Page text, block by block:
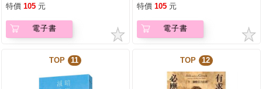
特價 105 元
電子書
特價 105 元
電子書
TOP 11 TOP 12